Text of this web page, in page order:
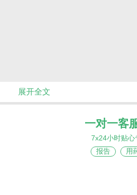
展开全文
一对一客
7x24小时贴
报告
用